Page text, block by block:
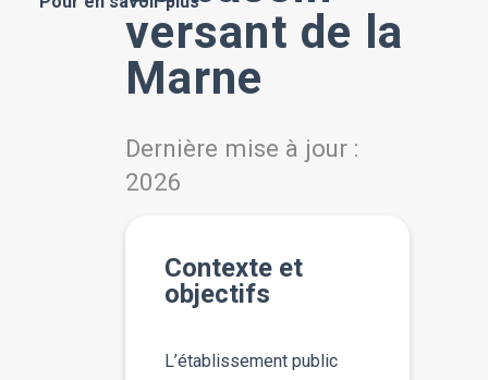
versant de la
Marne
Dernière mise à jour :
2026
Contexte et
objectifs
L’établissement public